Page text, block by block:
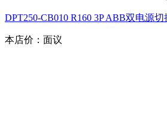
DPT250-CB010 R160 3P ABB双电源
本店价： 面议